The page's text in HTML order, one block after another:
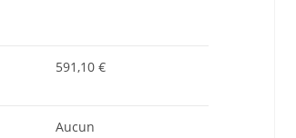
591,10 €
Aucun